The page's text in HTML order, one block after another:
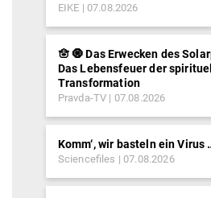
EIKE 07.08.2026
🪬 🧿 Das Erwecken des
Das Lebensfeuer der
Transformation
Pravda-TV 07.08.2026
Komm‘, wir basteln ein Virus
Sciencefiles 07.08.2026